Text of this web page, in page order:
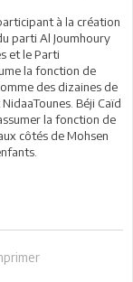
à la création
parti Al Joumhoury
et le Parti
la fonction de
des dizaines de
Béji Caïd
la fonction de
côtés de Mohsen